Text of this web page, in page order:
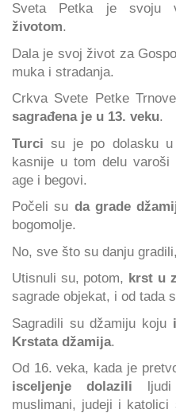
Sveta Petka je svoju
životom.
Dala je svoj život za
muka i stradanja.
Crkva Svete Petke
sagrađena je u 13. veku.
Turci su je po dolasku u
kasnije u tom delu varoši
age i begovi.
Počeli su da grade
bogomolje.
No, sve što su danju gradili,
Utisnuli su, potom, krst u
sagrade objekat, i od tada
Sagradili su džamiju koju
Krstata džamija.
Od 16. veka, kada je
isceljenje dolazili
muslimani, judeji i katolici